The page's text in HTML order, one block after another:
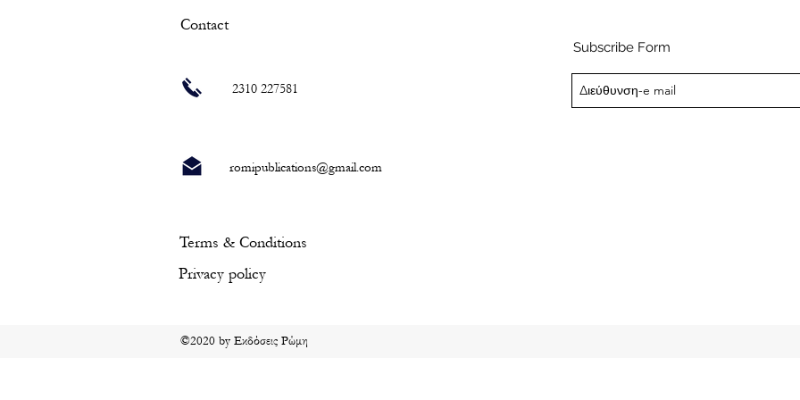
Contact
2310 227581
romipublications@gmail.com
Subscribe Form
Terms & Conditions
Privacy policy
Returns & Refunds
©2020 by Εκδόσεις Ρώμη